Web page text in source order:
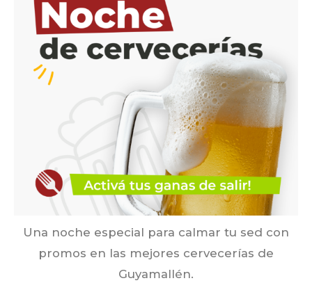
Una noche especial para calmar tu sed con
promos en las mejores cervecerías de
Guyamallén.